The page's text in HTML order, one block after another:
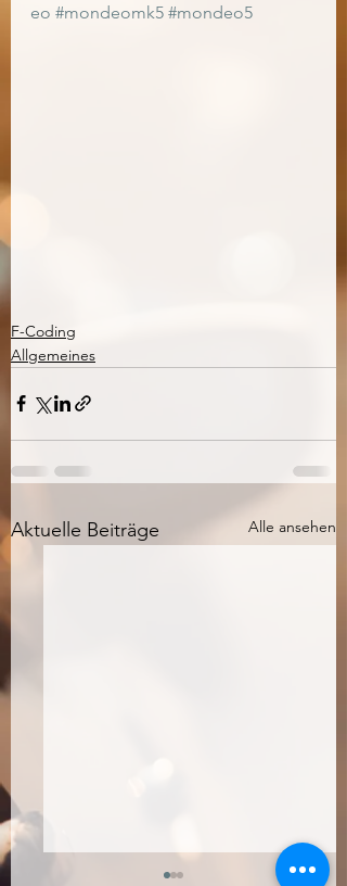
eo #mondeomk5 #mondeo5
F-Coding
Allgemeines
Aktuelle Beiträge Alle ansehen